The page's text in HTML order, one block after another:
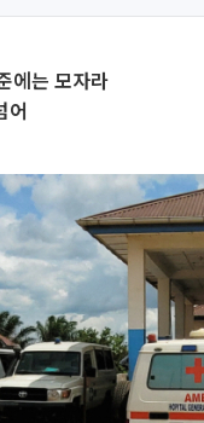
에는 모자라
어